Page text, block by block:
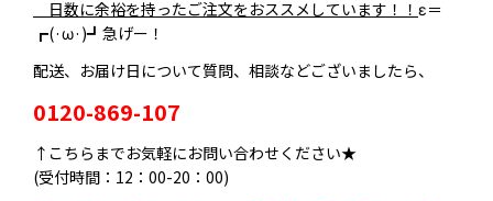
日数に余裕を持ったご注文をおススメしています！！ ε＝
┏(·ω·)┛急げー！
配送、お届け日について質問、相談などございましたら、
0120-869-107
↑こちらまでお気軽にお問い合わせください★
(受付時間：12：00-20：00)